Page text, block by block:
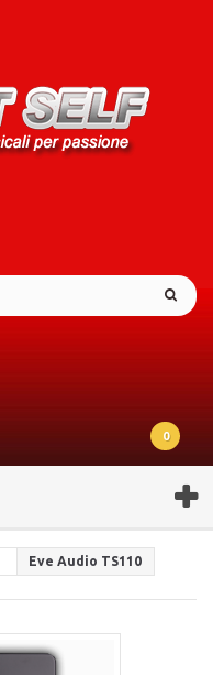
0
Eve Audio TS110